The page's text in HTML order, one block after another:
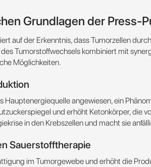
Grundlagen der Press-
auf der Erkenntnis, dass Tumorzellen
Tumorstoffwechsels kombiniert mit
Möglichkeiten.
Hauptenergiequelle angewiesen, ein
und erhöht Ketonkörper, die
in den Krebszellen und macht sie
Sauerstofftherapie
im Tumorgewebe und erhöht die